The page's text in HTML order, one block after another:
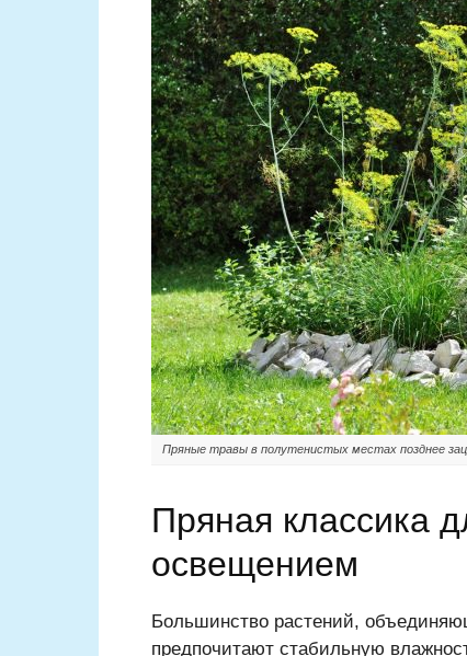
Пряные травы в полутенистых местах позднее
Пряная классика
освещением
Большинство растений,
предпочитают стабильную